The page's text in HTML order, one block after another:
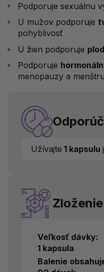
Podporuje sexuálnu
U mužov podporuje
pohyblivosť
U žien podporuje
Podporuje
menopauzy a
Užívajte 1 kapsulu
Zloženie
Veľkosť dávky:
1 kapsula
Balenie